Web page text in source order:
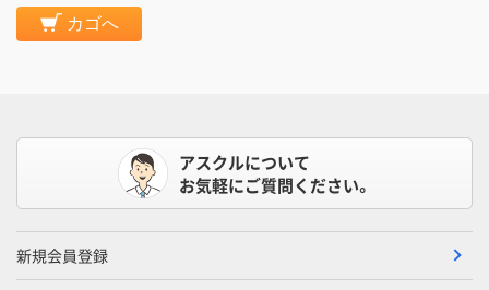
カゴへ
アスクルについて
お気軽にご質問ください。
新規会員登録